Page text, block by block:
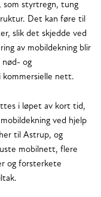
styrtregn, tung
Det kan føre til
slik det skjedde ved
av mobildekning blir
nød- og
kommersielle nett.
i løpet av kort tid,
ved hjelp
til Astrup, og
mobilnett, flere
og forsterkete